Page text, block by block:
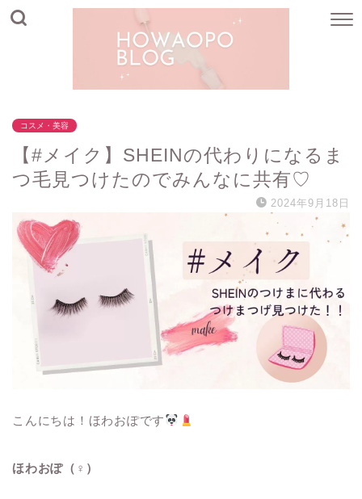
コスメ・美容
【#メイク】SHEINの代わりになるま
つ毛見つけたのでみんなに共有♡
2024年9月18日
こんにちは！ほわおぽです
ほわおぽ（♀）